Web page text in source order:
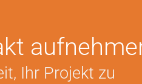
Ihr Projekt zu